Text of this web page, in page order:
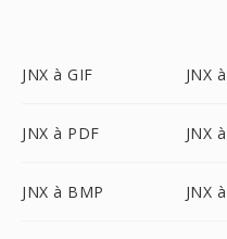
JNX à GIF JNX
JNX à PDF JNX
JNX à BMP JNX